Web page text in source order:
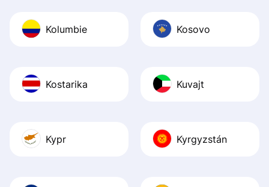
Kolumbie Kosovo
Kostarika Kuvajt
Kypr Kyrgyzstán